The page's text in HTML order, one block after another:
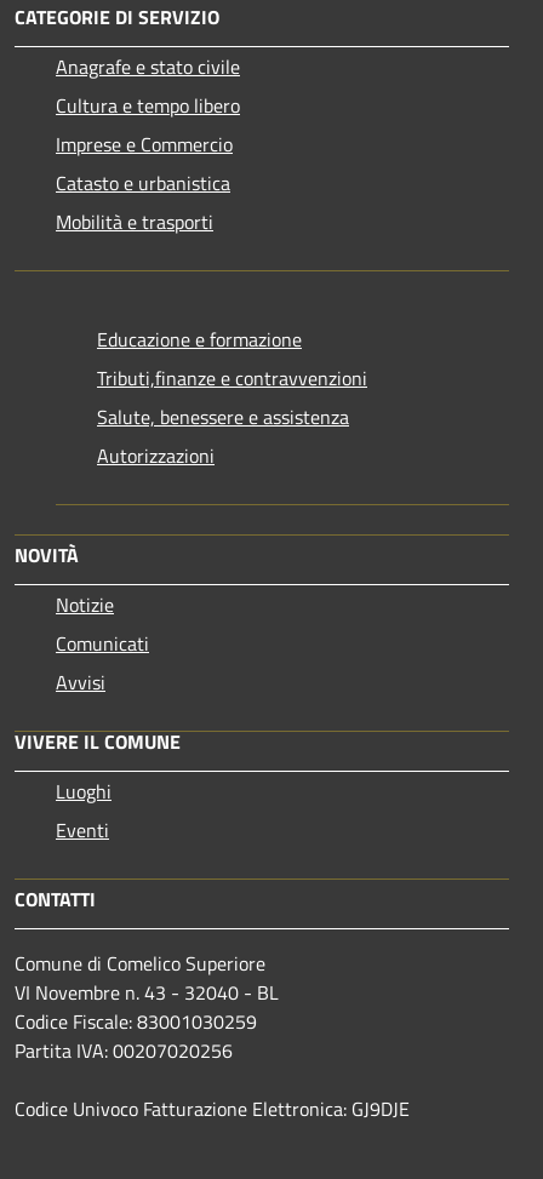
CATEGORIE DI SERVIZIO
Anagrafe e stato civile
Cultura e tempo libero
Imprese e Commercio
Catasto e urbanistica
Mobilità e trasporti
Educazione e formazione
Tributi,finanze e contravvenzioni
Salute, benessere e assistenza
Autorizzazioni
NOVITÀ
Notizie
Comunicati
Avvisi
VIVERE IL COMUNE
Luoghi
Eventi
CONTATTI
Comune di Comelico Superiore
VI Novembre n. 43 - 32040 - BL
Codice Fiscale: 83001030259
Partita IVA: 00207020256
Codice Univoco Fatturazione Elettronica: GJ9DJE